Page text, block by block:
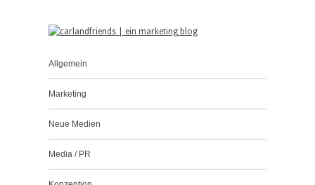
Allgemein
Marketing
Neue Medien
Media / PR